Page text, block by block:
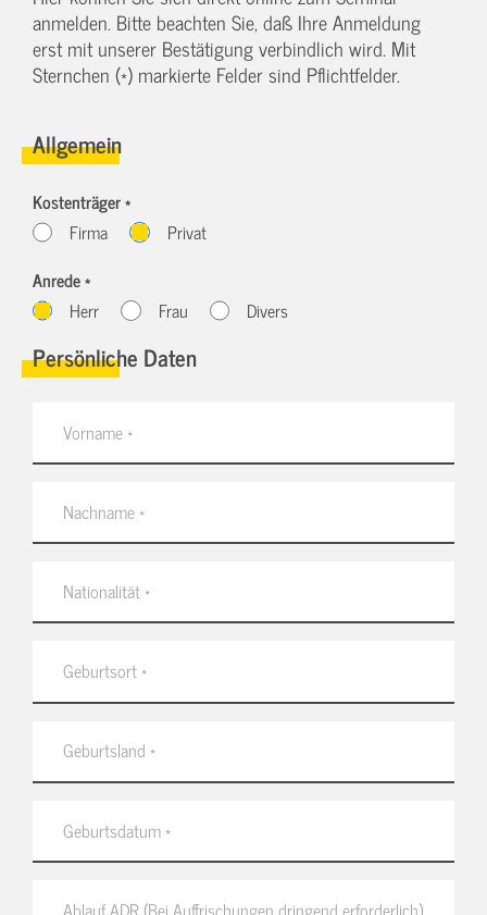
anmelden. Bitte beachten Sie, daß Ihre Anmeldung
erst mit unserer Bestätigung verbindlich wird. Mit
Sternchen (*) markierte Felder sind Pflichtfelder.
Allgemein
Kostenträger *
Firma
Privat
Anrede *
Herr
Frau Divers
Persönliche Daten